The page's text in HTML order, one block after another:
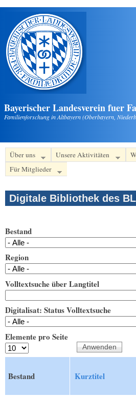
Direkt zum Inhalt
Bayerischer Landesverein fuer
Familienforschung in Altbayern (Oberbayern,
Über uns Unsere Aktivitäten
Für Mitglieder
Digitale Bibliothek des
Bestand
Region
Volltextsuche über Langtitel
Digitalisat: Status Volltextsuche
Elemente pro Seite
Bestand Kurztitel